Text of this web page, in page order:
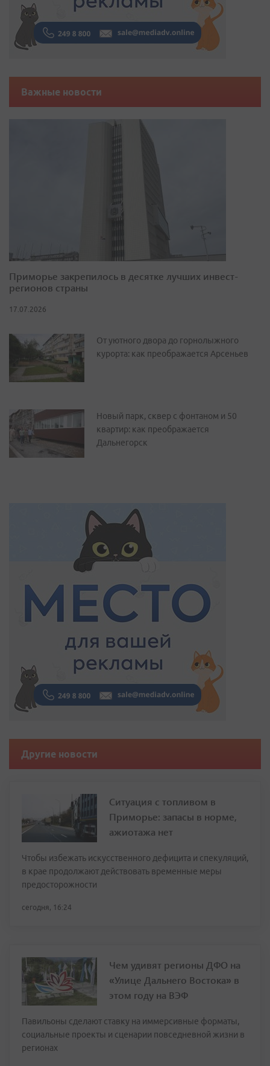
Важные новости
Приморье закрепилось в десятке лучших инвест-
регионов страны
17.07.2026
От уютного двора до горнолыжного
курорта: как преображается Арсеньев
Новый парк, сквер с фонтаном и 50
квартир: как преображается
Дальнегорск
Другие новости
Ситуация с топливом в
Приморье: запасы в норме,
ажиотажа нет
Чтобы избежать искусственного дефицита и спекуляций,
в крае продолжают действовать временные меры
предосторожности
сегодня, 16:24
Чем удивят регионы ДФО на
«Улице Дальнего Востока» в
этом году на ВЭФ
Павильоны сделают ставку на иммерсивные форматы,
социальные проекты и сценарии повседневной жизни в
регионах